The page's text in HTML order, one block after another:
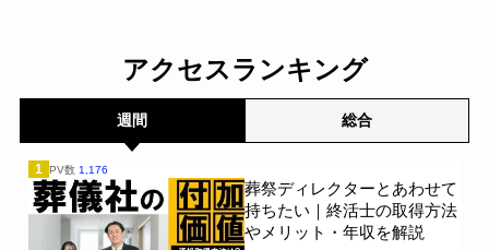
アクセスランキング
週間 総合
1 PV数 1,176
葬祭ディレクターとあわせて
持ちたい｜終活士の取得方法
やメリット・年収を解説